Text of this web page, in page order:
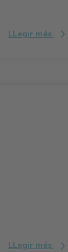
LLegir més
LLegir més